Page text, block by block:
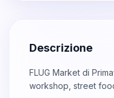
Descrizione
FLUG Market di
workshop, street